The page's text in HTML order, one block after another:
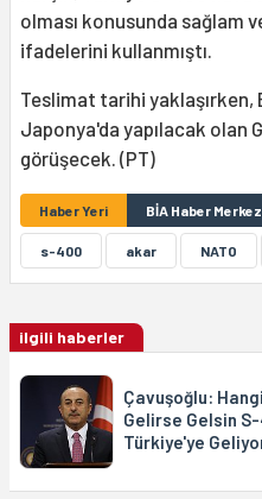
olması konusunda sağlam
ifadelerini kullanmıştı.
Teslimat tarihi yaklaşırken,
Japonya'da yapılacak olan
görüşecek. (PT)
Haber Yeri BİA Haber
s-400 akar NATO
ilgili haberler
Çavuşoğlu:
Gelirse Gelsin
Türkiye'ye